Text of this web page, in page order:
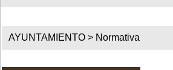
AYUNTAMIENTO > Normativa